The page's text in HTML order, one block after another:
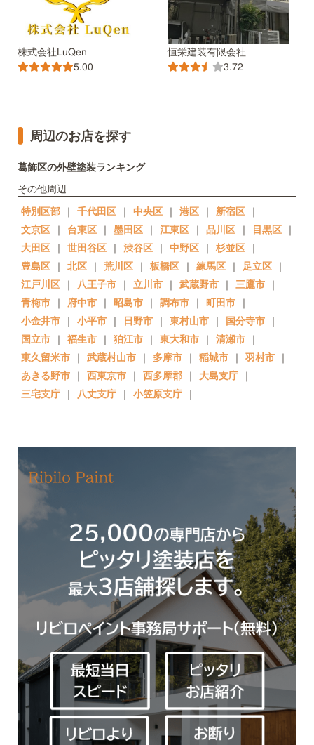
株式会社LuQen
5.00
恒栄建装有限会社
3.72
周辺のお店を探す
葛飾区の外壁塗装ランキング
その他周辺
特別区部 ｜ 千代田区 ｜ 中央区 ｜ 港区 ｜ 新宿区 ｜
文京区 ｜ 台東区 ｜ 墨田区 ｜ 江東区 ｜ 品川区 ｜ 目黒区 ｜
大田区 ｜ 世田谷区 ｜ 渋谷区 ｜ 中野区 ｜ 杉並区 ｜
豊島区 ｜ 北区 ｜ 荒川区 ｜ 板橋区 ｜ 練馬区 ｜ 足立区 ｜
江戸川区 ｜ 八王子市 ｜ 立川市 ｜ 武蔵野市 ｜ 三鷹市 ｜
青梅市 ｜ 府中市 ｜ 昭島市 ｜ 調布市 ｜ 町田市 ｜
小金井市 ｜ 小平市 ｜ 日野市 ｜ 東村山市 ｜ 国分寺市 ｜
国立市 ｜ 福生市 ｜ 狛江市 ｜ 東大和市 ｜ 清瀬市 ｜
東久留米市 ｜ 武蔵村山市 ｜ 多摩市 ｜ 稲城市 ｜ 羽村市 ｜
あきる野市 ｜ 西東京市 ｜ 西多摩郡 ｜ 大島支庁 ｜
三宅支庁 ｜ 八丈支庁 ｜ 小笠原支庁 ｜